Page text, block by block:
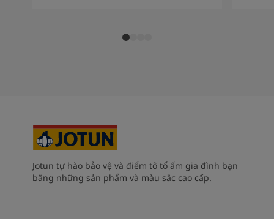
Jotun tự hào bảo vệ và điểm tô tổ ấm gia đình bạn
bằng những sản phẩm và màu sắc cao cấp.